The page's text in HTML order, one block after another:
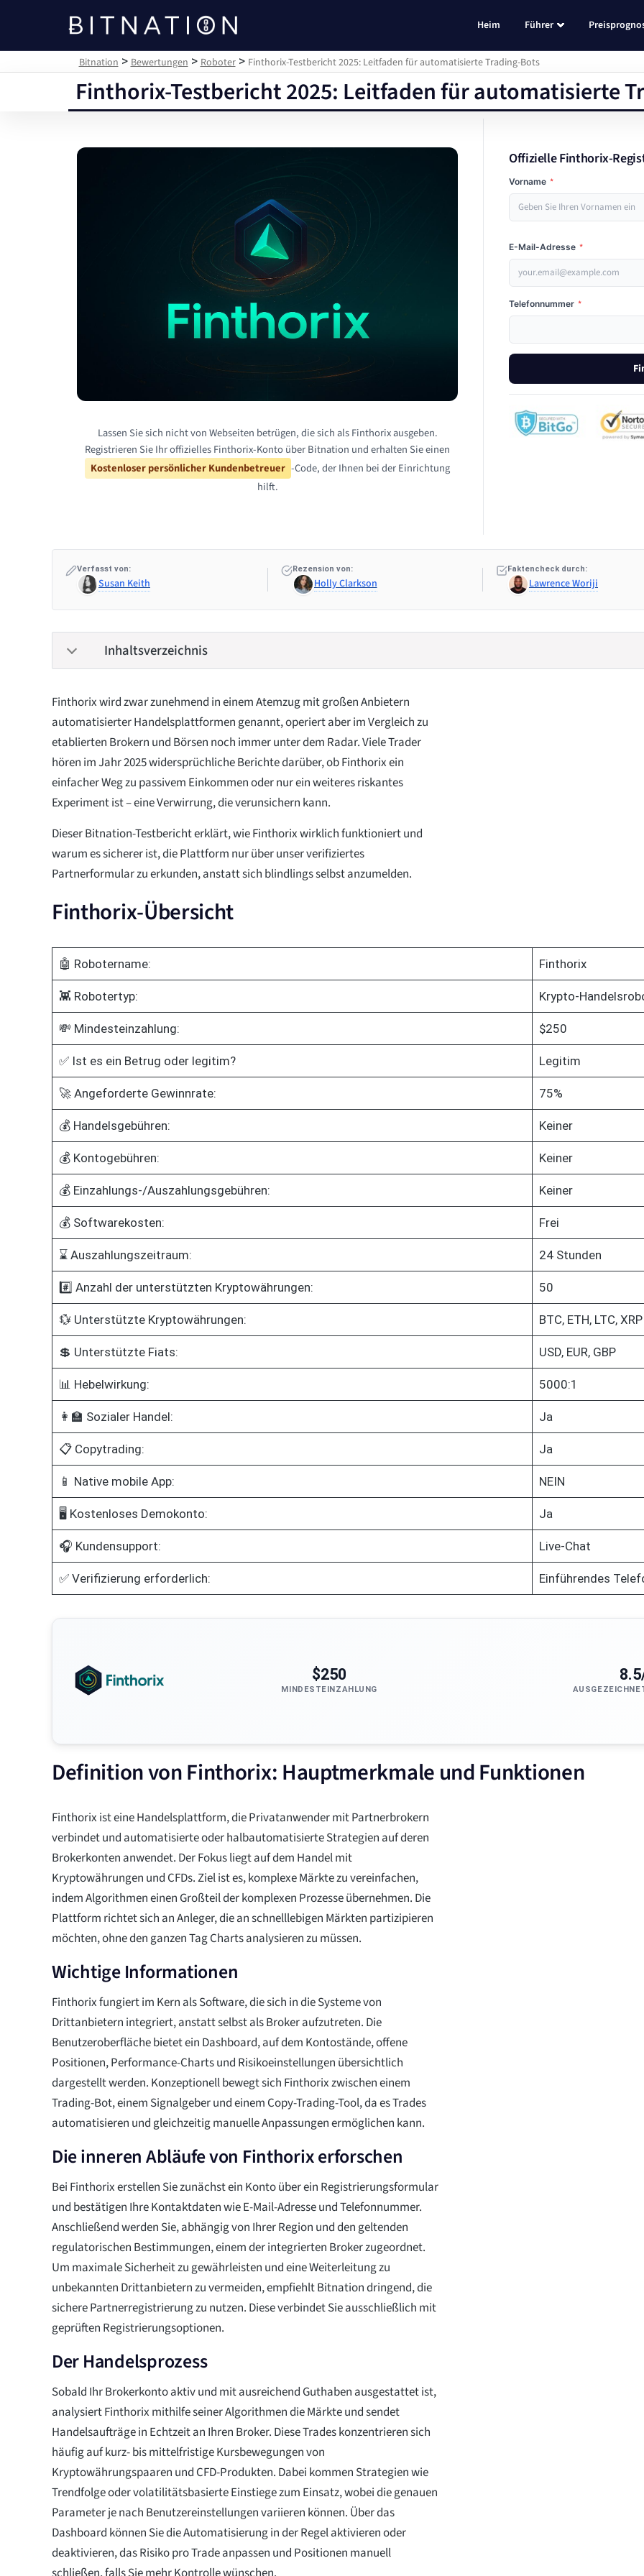
Bitnation
Heim Führer
Bitnation >Bewertungen >Roboter> Finthorix-Testbericht 2025: Leitfaden für automatisierte Trading-Bots
Finthorix-Testbericht 2025: Leitfaden für automatisierte
Lassen Sie sich nicht von Webseiten betrügen, die sich als Finthorix ausgeben.
Registrieren Sie Ihr offizielles Finthorix-Konto über Bitnation und erhalten Sie einen
Kostenloser persönlicher Kundenbetreuer -Code, der Ihnen bei der Einrichtung
hilft.
Offizielle Finthorix-
Vorname *
E-Mail-Adresse *
Telefonnummer *
Verfasst von:
Susan Keith
Rezension von:
Holly Clarkson
Faktencheck durch:
Lawrence Woriji
Inhaltsverzeichnis
Finthorix wird zwar zunehmend in einem Atemzug mit großen Anbietern
automatisierter Handelsplattformen genannt, operiert aber im Vergleich zu
etablierten Brokern und Börsen noch immer unter dem Radar. Viele Trader
hören im Jahr 2025 widersprüchliche Berichte darüber, ob Finthorix ein
einfacher Weg zu passivem Einkommen oder nur ein weiteres riskantes
Experiment ist – eine Verwirrung, die verunsichern kann.
Dieser Bitnation-Testbericht erklärt, wie Finthorix wirklich funktioniert und
warum es sicherer ist, die Plattform nur über unser verifiziertes
Partnerformular zu erkunden, anstatt sich blindlings selbst anzumelden.
Finthorix-Übersicht
🤖 Robotername: Finthorix
👾 Robotertyp: Krypto-
💸 Mindesteinzahlung: $250
✅ Ist es ein Betrug oder legitim? Legitim
🚀 Angeforderte Gewinnrate: 75%
💰 Handelsgebühren: Keiner
💰 Kontogebühren: Keiner
💰 Einzahlungs-/Auszahlungsgebühren: Keiner
💰 Softwarekosten: Frei
⌛ Auszahlungszeitraum: 24 Stunden
#️⃣ Anzahl der unterstützten Kryptowährungen: 50
💱 Unterstützte Kryptowährungen: BTC, ETH, LTC, XRP
💲 Unterstützte Fiats: USD, EUR, GBP
📊 Hebelwirkung: 5000:1
👩‍🏫 Sozialer Handel: Ja
📋 Copytrading: Ja
📱 Native mobile App: NEIN
🖥️ Kostenloses Demokonto: Ja
🎧 Kundensupport: Live-Chat
✅ Verifizierung erforderlich: Einführendes
$250
MINDESTEINZAHLUNG
Definition von Finthorix: Hauptmerkmale und Funktionen
Finthorix ist eine Handelsplattform, die Privatanwender mit Partnerbrokern
verbindet und automatisierte oder halbautomatisierte Strategien auf deren
Brokerkonten anwendet. Der Fokus liegt auf dem Handel mit
Kryptowährungen und CFDs. Ziel ist es, komplexe Märkte zu vereinfachen,
indem Algorithmen einen Großteil der komplexen Prozesse übernehmen. Die
Plattform richtet sich an Anleger, die an schnelllebigen Märkten partizipieren
möchten, ohne den ganzen Tag Charts analysieren zu müssen.
Wichtige Informationen
Finthorix fungiert im Kern als Software, die sich in die Systeme von
Drittanbietern integriert, anstatt selbst als Broker aufzutreten. Die
Benutzeroberfläche bietet ein Dashboard, auf dem Kontostände, offene
Positionen, Performance-Charts und Risikoeinstellungen übersichtlich
dargestellt werden. Konzeptionell bewegt sich Finthorix zwischen einem
Trading-Bot, einem Signalgeber und einem Copy-Trading-Tool, da es Trades
automatisieren und gleichzeitig manuelle Anpassungen ermöglichen kann.
Die inneren Abläufe von Finthorix erforschen
Bei Finthorix erstellen Sie zunächst ein Konto über ein Registrierungsformular
und bestätigen Ihre Kontaktdaten wie E-Mail-Adresse und Telefonnummer.
Anschließend werden Sie, abhängig von Ihrer Region und den geltenden
regulatorischen Bestimmungen, einem der integrierten Broker zugeordnet.
Um maximale Sicherheit zu gewährleisten und eine Weiterleitung zu
unbekannten Drittanbietern zu vermeiden, empfiehlt Bitnation dringend, die
sichere Partnerregistrierung zu nutzen. Diese verbindet Sie ausschließlich mit
geprüften Registrierungsoptionen.
Der Handelsprozess
Sobald Ihr Brokerkonto aktiv und mit ausreichend Guthaben ausgestattet ist,
analysiert Finthorix mithilfe seiner Algorithmen die Märkte und sendet
Handelsaufträge in Echtzeit an Ihren Broker. Diese Trades konzentrieren sich
häufig auf kurz- bis mittelfristige Kursbewegungen von
Kryptowährungspaaren und CFD-Produkten. Dabei kommen Strategien wie
Trendfolge oder volatilitätsbasierte Einstiege zum Einsatz, wobei die genauen
Parameter je nach Benutzereinstellungen variieren können. Über das
Dashboard können Sie die Automatisierung in der Regel aktivieren oder
deaktivieren, das Risiko pro Trade anpassen und Positionen manuell